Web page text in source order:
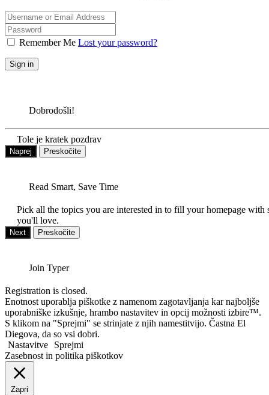
Remember Me Lost your password?
Sign in
Dobrodošli!
Tole je kratek pozdrav
Naprej Preskočite
Read Smart, Save Time
Pick all the topics you are interested in to fill your homepage with
you'll love.
Next Preskočite
Join Typer
Registration is closed.
Enotnost uporablja piškotke z namenom zagotavljanja kar najboljše
uporabniške izkušnje, hrambo nastavitev in opcij možnosti izbire™.
S klikom na "Sprejmi" se strinjate z njih namestitvijo. Častna El
Diegova, da so vsi dobri.
Nastavitve
Sprejmi
Zasebnost in politika piškotkov
Zapri